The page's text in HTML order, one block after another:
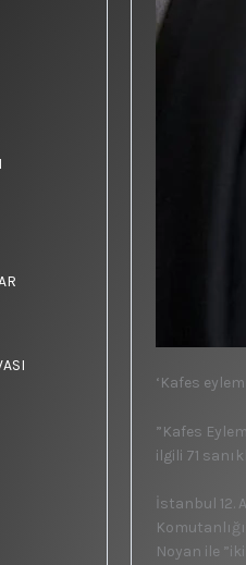
‘Kafes
”Kafes
ilgili 71
İstanbul 12.
Noyan ile